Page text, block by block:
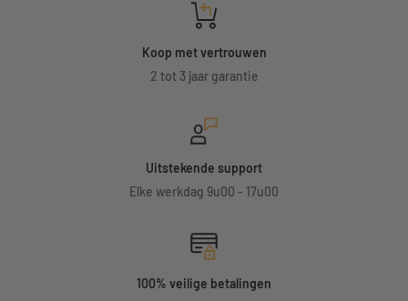
Koop met vertrouwen
2 tot 3 jaar garantie
Uitstekende support
Elke werkdag 9u00 - 17u00
100% veilige betalingen